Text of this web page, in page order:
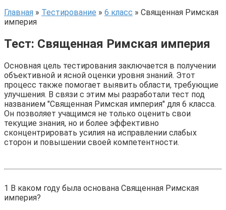
Главная » Тестирование » 6 класс » Священная Римская
империя
Тест: Священная Римская империя
Основная цель тестирования заключается в получении
объективной и ясной оценки уровня знаний. Этот
процесс также помогает выявить области, требующие
улучшения. В связи с этим мы разработали тест под
названием "Священная Римская империя" для 6 класса.
Он позволяет учащимся не только оценить свои
текущие знания, но и более эффективно
сконцентрировать усилия на исправлении слабых
сторон и повышении своей компетентности.
1 В каком году была основана Священная Римская
империя?